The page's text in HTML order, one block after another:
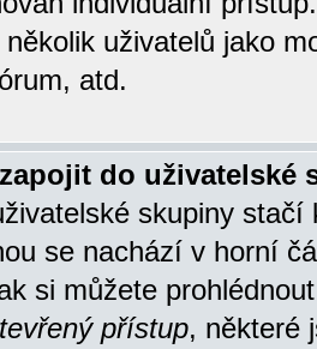
uživatelů jako
atd.
do uživatelské
skupiny
se nachází v horní
si můžete
přístup, některé